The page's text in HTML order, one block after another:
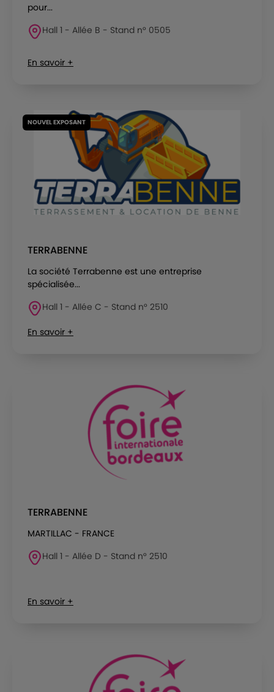
pour...
Hall 1 - Allée B - Stand n° 0505
En savoir +
NOUVEL EXPOSANT
TERRABENNE
La société Terrabenne est une entreprise
spécialisée...
Hall 1 - Allée C - Stand n° 2510
En savoir +
TERRABENNE
MARTILLAC - FRANCE
Hall 1 - Allée D - Stand n° 2510
En savoir +